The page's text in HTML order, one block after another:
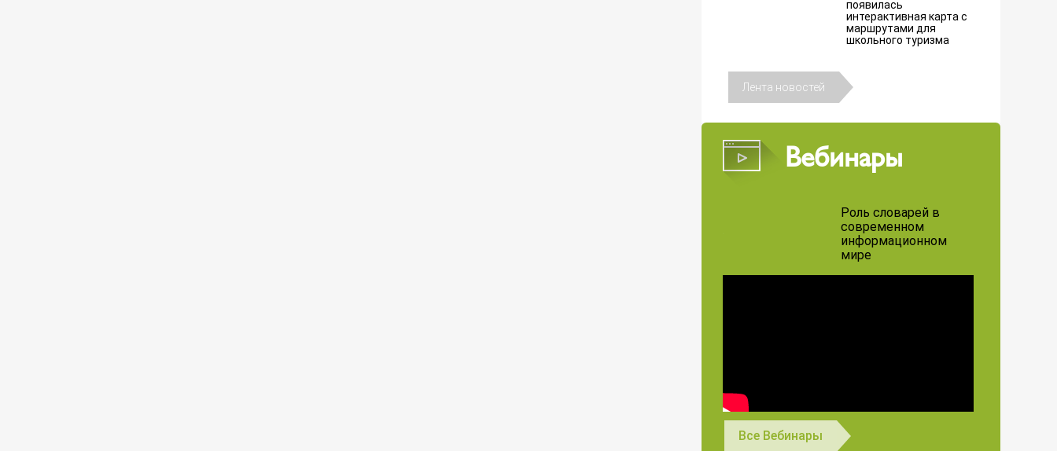
появилась
интерактивная карта с
маршрутами для
школьного туризма
Лента новостей
Вебинары
Роль словарей в
современном
информационном
мире
Все Вебинары